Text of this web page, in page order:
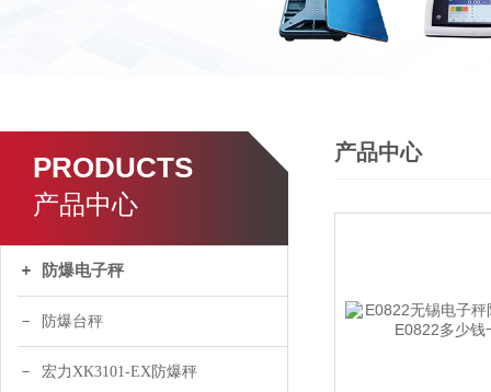
PRODUCTS
产品中心
防爆电子秤
防爆台秤
宏力XK3101-EX防爆秤
产品中心